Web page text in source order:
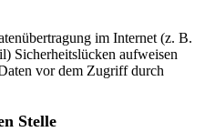
im Internet (z. B.
Sicherheitslücken aufweisen
vor dem Zugriff durch
Stelle